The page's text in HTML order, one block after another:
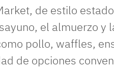
de estilo
el almuerzo y
pollo, waffles,
de opciones